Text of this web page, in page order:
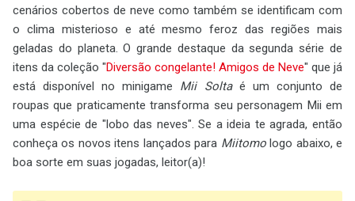
cenários cobertos de neve como também se identificam com
o clima misterioso e até mesmo feroz das regiões mais
geladas do planeta. O grande destaque da segunda série de
itens da coleção "Diversão congelante! Amigos de Neve" que já
está disponível no minigame Mii Soltaé um conjunto de
roupas que praticamente transforma seu personagem Mii em
uma espécie de "lobo das neves". Se a ideia te agrada, então
conheça os novos itens lançados para Miitomologo abaixo, e
boa sorte em suas jogadas, leitor(a)!